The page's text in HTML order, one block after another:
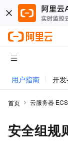
用户指南 开
首页 云服务器 ECS
安全组规